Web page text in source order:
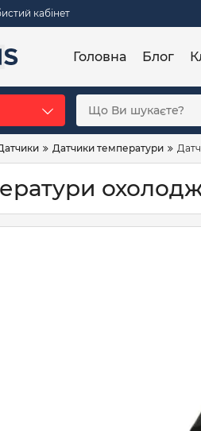
кабінет
Головна Блог
Датчики температури